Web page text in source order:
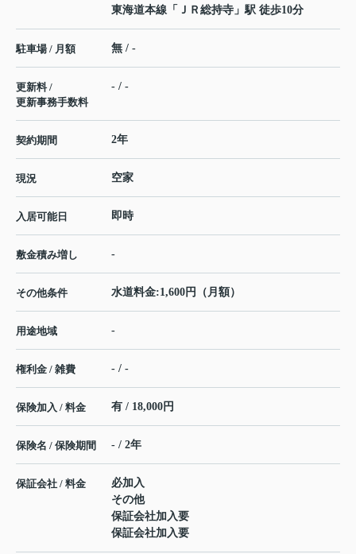
東海道本線 「 ＪＲ総持寺 」駅 徒歩10分
駐車場 / 月額 無 / -
更新料 /
更新事務手数料
- / -
契約期間 2年
現況 空家
入居可能日 即時
敷金積み増し -
その他条件 水道料金:1,600円（月額）
用途地域 -
権利金 / 雑費 - / -
保険加入 / 料金 有 / 18,000円
保険名 / 保険期間 - / 2年
保証会社 / 料金
必加入
その他
保証会社加入要
保証会社加入要